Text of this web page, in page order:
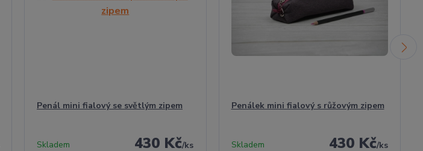
Penál mini fialový se světlým zipem
430 Kč/ks
Skladem
Penálek mini fialový s růžovým zipem
430 Kč/ks
Skladem